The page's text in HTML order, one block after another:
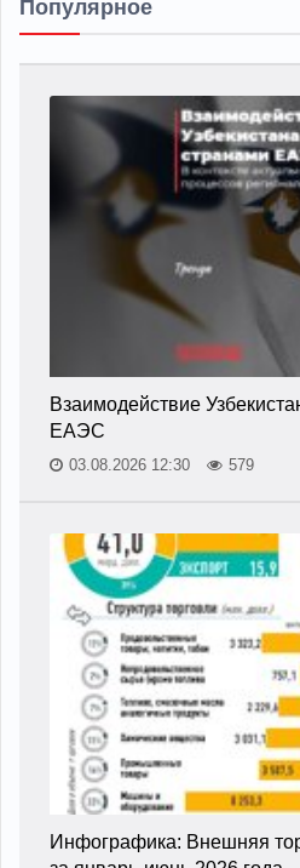
Популярное
Взаимодействие
ЕАЭС
03.08.2026 12:30 579
Инфографика: Внешняя